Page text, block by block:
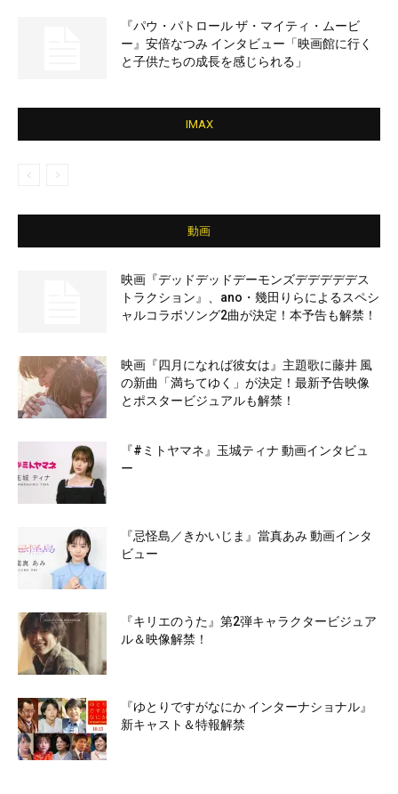
『パウ・パトロール ザ・マイティ・ムービ
ー』安倍なつみ インタビュー「映画館に行く
と子供たちの成長を感じられる」
IMAX
動画
映画『デッドデッドデーモンズデデデデデス
トラクション』、ano・幾田りらによるスペシ
ャルコラボソング2曲が決定！本予告も解禁！
映画『四月になれば彼女は』主題歌に藤井 風
の新曲「満ちてゆく」が決定！最新予告映像
とポスタービジュアルも解禁！
『#ミトヤマネ』玉城ティナ 動画インタビュ
ー
『忌怪島／きかいじま』當真あみ 動画インタ
ビュー
『キリエのうた』第2弾キャラクタービジュア
ル＆映像解禁！
『ゆとりですがなにか インターナショナル』
新キャスト＆特報解禁